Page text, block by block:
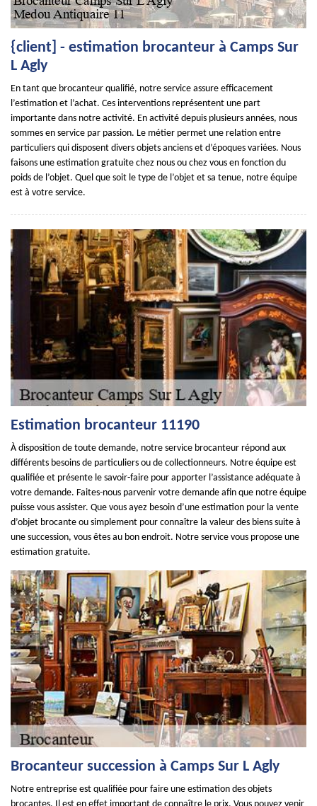
{client] - estimation brocanteur à Camps Sur
L Agly
En tant que brocanteur qualifié, notre service assure efficacement
l’estimation et l’achat. Ces interventions représentent une part
importante dans notre activité. En activité depuis plusieurs années, nous
sommes en service par passion. Le métier permet une relation entre
particuliers qui disposent divers objets anciens et d’époques variées. Nous
faisons une estimation gratuite chez nous ou chez vous en fonction du
poids de l’objet. Quel que soit le type de l’objet et sa tenue, notre équipe
est à votre service.
Estimation brocanteur 11190
À disposition de toute demande, notre service brocanteur répond aux
différents besoins de particuliers ou de collectionneurs. Notre équipe est
qualifiée et présente le savoir-faire pour apporter l’assistance adéquate à
votre demande. Faites-nous parvenir votre demande afin que notre équipe
puisse vous assister. Que vous ayez besoin d’une estimation pour la vente
d’objet brocante ou simplement pour connaître la valeur des biens suite à
une succession, vous êtes au bon endroit. Notre service vous propose une
estimation gratuite.
Brocanteur succession à Camps Sur L Agly
Notre entreprise est qualifiée pour faire une estimation des objets